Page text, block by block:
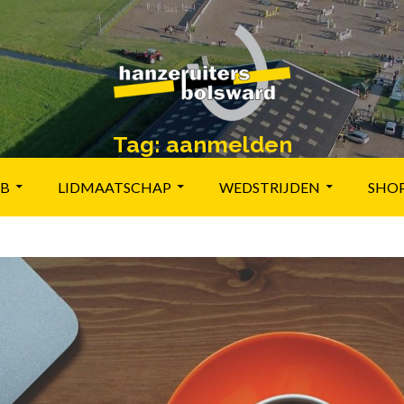
Tag:aanmelden
LIDMAATSCHAP WEDSTRIJDEN